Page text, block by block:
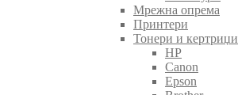
Мрежна опрема
Принтери
Тонери и кертриџи
HP
Canon
Epson